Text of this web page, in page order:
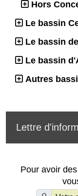
Hors
Le bassin
Le bassin
Le bassin
Autres
Lettre
Pour avoir